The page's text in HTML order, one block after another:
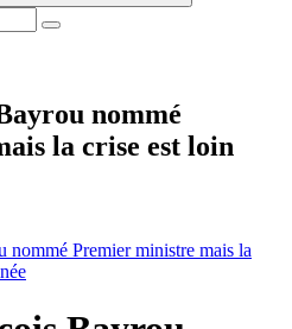
nommé
la crise est loin
nommé Premier ministre mais la